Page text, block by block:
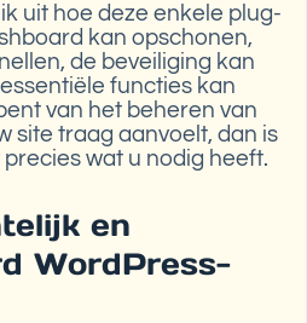
uit hoe deze enkele plug-
kan opschonen,
de beveiliging kan
functies kan
van het beheren van
site traag aanvoelt, dan is
wat u nodig heeft.
en
WordPress-